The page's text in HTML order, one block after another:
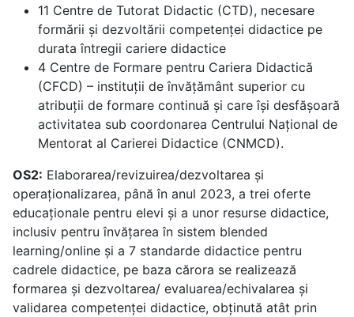
11 Centre de Tutorat Didactic (CTD), necesare
formării și dezvoltării competenței didactice pe
durata întregii cariere didactice
4 Centre de Formare pentru Cariera Didactică
(CFCD) – instituții de învățământ superior cu
atribuții de formare continuă și care își desfășoară
activitatea sub coordonarea Centrului Național de
Mentorat al Carierei Didactice (CNMCD).
OS2: Elaborarea/revizuirea/dezvoltarea și
operaționalizarea, până în anul 2023, a trei oferte
educaționale pentru elevi și a unor resurse didactice,
inclusiv pentru învățarea în sistem blended
learning/online și a 7 standarde didactice pentru
cadrele didactice, pe baza cărora se realizează
formarea și dezvoltarea/ evaluarea/echivalarea și
validarea competenței didactice, obținută atât prin